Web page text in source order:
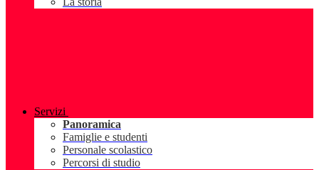
Servizi
Panoramica
Famiglie e studenti
Personale scolastico
Percorsi di studio